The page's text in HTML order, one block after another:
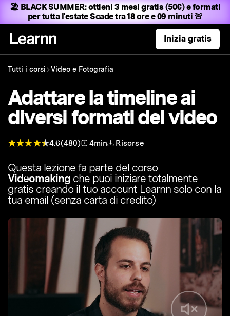
🏖️ BLACK SUMMER:ottieni 3 mesi gratis (50€) e formati
per tutta l'estateScade tra 18 ore e 09 minuti 🚨
Inizia gratis
Tutti i corsi Video e Fotografia
Adattare la timeline ai
diversi formati del video
4.6(480) 4min Risorse
Questa lezione fa parte del corso
Videomaking che puoi iniziare totalmente
gratis creando il tuo account Learnn solo con la
tua email (senza carta di credito)